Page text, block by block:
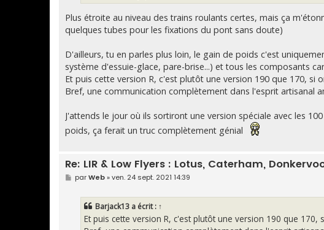
Plus étroite au niveau des trains roulants certes, mais ça
quelques tubes pour les fixations du pont sans doute)
D'ailleurs, tu en parles plus loin, le gain de poids c'est
système d'essuie-glace, pare-brise...) et tous les composants
Et puis cette version R, c'est plutôt une version 190 que 170, si
Bref, une communication complètement dans l'esprit artisanal
J'attends le jour où ils sortiront une version spéciale avec les
poids, ça ferait un truc complètement génial
Re: LIR & Low Flyers : Lotus, Caterham,
M
e
parWeb»ven. 24 sept. 2021 14:39
Barjack13 a écrit : ↑
Et puis cette version R, c'est plutôt une version 190 que 170,